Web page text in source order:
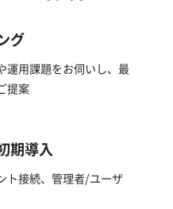
グ
運用課題をお伺いし、最
提案
期導入
ト接続、管理者/ユーザ